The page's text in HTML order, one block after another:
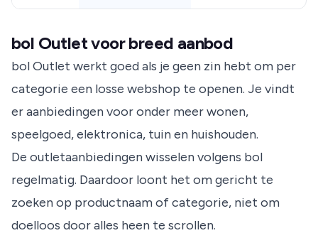
bol Outlet voor breed aanbod
bol Outlet werkt goed als je geen zin hebt om per
categorie een losse webshop te openen. Je vindt
er aanbiedingen voor onder meer wonen,
speelgoed, elektronica, tuin en huishouden.
De outletaanbiedingen wisselen volgens bol
regelmatig. Daardoor loont het om gericht te
zoeken op productnaam of categorie, niet om
doelloos door alles heen te scrollen.